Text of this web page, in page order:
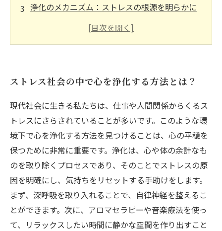
浄化のメカニズム：ストレスの根源を明らかに
取り入れる
穏やかな毎日を取り戻すための浄化の旅
ストレス社会の中で心を浄化する方法とは？
現代社会に生きる私たちは、仕事や人間関係からくるス
トレスにさらされていることが多いです。このような環
境下で心を浄化する方法を見つけることは、心の平穏を
保つために非常に重要です。浄化は、心や体の余計なも
のを取り除くプロセスであり、そのことでストレスの原
因を明確にし、気持ちをリセットする手助けをします。
まず、深呼吸を取り入れることで、自律神経を整えるこ
とができます。次に、アロマセラピーや音楽療法を使っ
て、リラックスしたい時間に静かな空間を作り出すこと